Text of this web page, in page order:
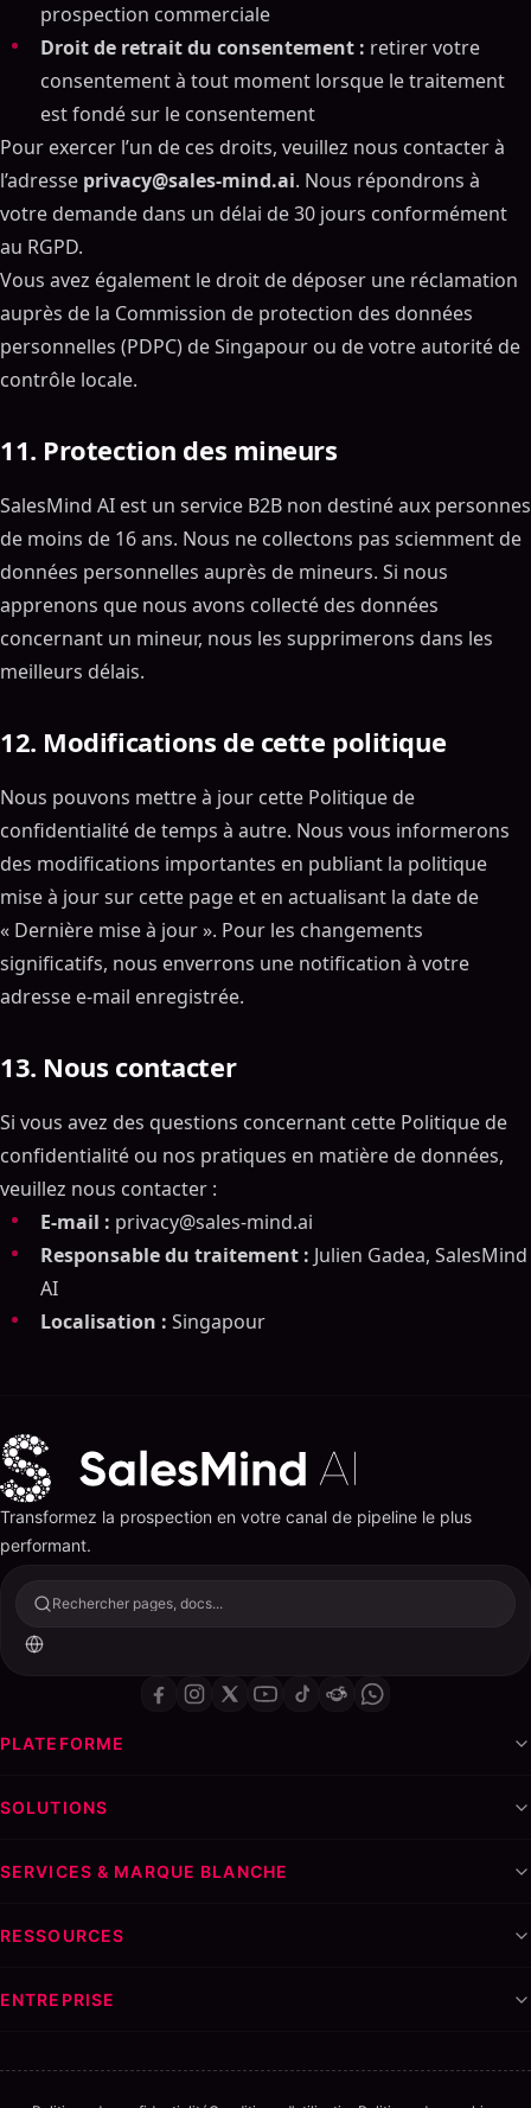
prospection commerciale
Droit de retrait du consentement : retirer votre
consentement à tout moment lorsque le traitement
est fondé sur le consentement
Pour exercer l’un de ces droits, veuillez nous contacter à
l’adresse privacy@sales-mind.ai. Nous répondrons à
votre demande dans un délai de 30 jours conformément
au RGPD.
Vous avez également le droit de déposer une réclamation
auprès de la Commission de protection des données
personnelles (PDPC) de Singapour ou de votre autorité de
contrôle locale.
11. Protection des mineurs
SalesMind AI est un service B2B non destiné aux personnes
de moins de 16 ans. Nous ne collectons pas sciemment de
données personnelles auprès de mineurs. Si nous
apprenons que nous avons collecté des données
concernant un mineur, nous les supprimerons dans les
meilleurs délais.
12. Modifications de cette politique
Nous pouvons mettre à jour cette Politique de
confidentialité de temps à autre. Nous vous informerons
des modifications importantes en publiant la politique
mise à jour sur cette page et en actualisant la date de
« Dernière mise à jour ». Pour les changements
significatifs, nous enverrons une notification à votre
adresse e-mail enregistrée.
13. Nous contacter
Si vous avez des questions concernant cette Politique de
confidentialité ou nos pratiques en matière de données,
veuillez nous contacter :
E-mail : privacy@sales-mind.ai
Responsable du traitement : Julien Gadea, SalesMind
AI
Localisation : Singapour
Transformez la prospection en votre canal de pipeline le plus
performant.
Rechercher pages, docs...
PLATEFORME
SOLUTIONS
SERVICES & MARQUE BLANCHE
RESSOURCES
ENTREPRISE